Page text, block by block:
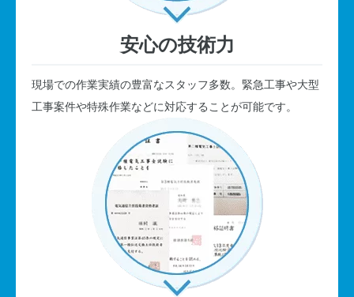
安心の技術力
現場での作業実績の豊富なスタッフ多数。緊急工事や大型
工事案件や特殊作業などに対応することが可能です。